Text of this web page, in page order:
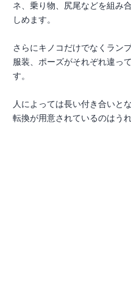
ネ、乗り物、尻尾などを組み
しめます。
さらにキノコだけでなくラン
服装、ポーズがそれぞれ違っ
す。
人によっては長い付き合いと
転換が用意されているのはう